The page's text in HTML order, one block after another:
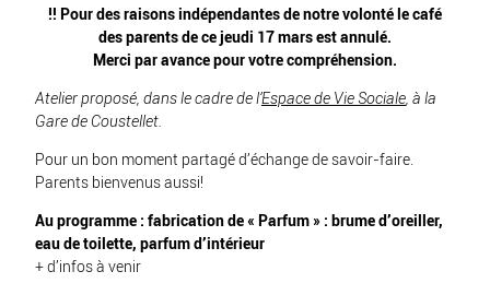
!! Pour des raisons indépendantes de notre volonté le café
des parents de ce jeudi 17 mars est annulé.
Merci par avance pour votre compréhension.
Atelier proposé, dans le cadre de l’Espace de Vie Sociale, à la
Gare de Coustellet.
Pour un bon moment partagé d’échange de savoir-faire.
Parents bienvenus aussi!
Au programme : fabrication de « Parfum » : brume d’oreiller,
eau de toilette, parfum d’intérieur
+ d’infos à venir